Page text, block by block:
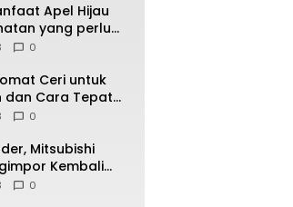
Apel Hijau
yang perlu
0
Ceri untuk
dan Cara Tepat
0
Mitsubishi
Kembali
0